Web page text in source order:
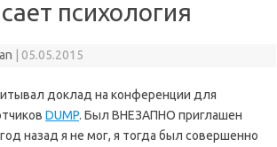
психология
05.05.2015
доклад на конференции для
DUMP. Был ВНЕЗАПНО приглашен
назад я не мог, я тогда был совершенно